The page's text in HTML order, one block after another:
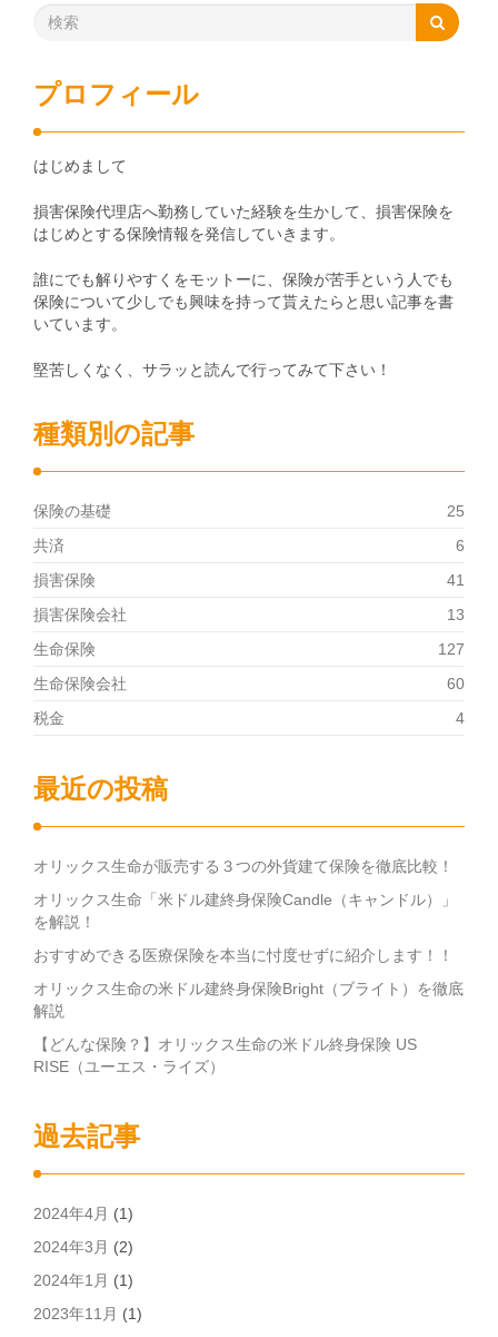
プロフィール
はじめまして
損害保険代理店へ勤務していた経験を生かして、損害保険を
はじめとする保険情報を発信していきます。
誰にでも解りやすくをモットーに、保険が苦手という人でも
保険について少しでも興味を持って貰えたらと思い記事を書
いています。
堅苦しくなく、サラッと読んで行ってみて下さい！
種類別の記事
保険の基礎
25
共済
6
損害保険
41
損害保険会社
13
生命保険
127
生命保険会社
60
税金
4
最近の投稿
オリックス生命が販売する３つの外貨建て保険を徹底比較！
オリックス生命「米ドル建終身保険Candle（キャンドル）」
を解説！
おすすめできる医療保険を本当に忖度せずに紹介します！！
オリックス生命の米ドル建終身保険Bright（ブライト）を徹底
解説
【どんな保険？】オリックス生命の米ドル終身保険 US
RISE（ユーエス・ライズ）
過去記事
2024年4月 (1)
2024年3月 (2)
2024年1月 (1)
2023年11月 (1)